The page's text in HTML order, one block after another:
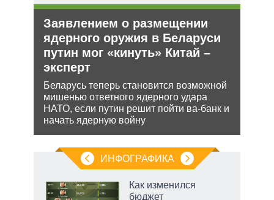
Заявлением о размещении
ядерного оружия в Беларуси
путин мог «кинуть» Китай –
эксперт
Беларусь теперь становится возможной
мишенью ответного ядерного удара
НАТО, если путин решит пойти ва-банк и
начать ядерную войну
ИНФОГРАФИКА
Как изменился
бюджет